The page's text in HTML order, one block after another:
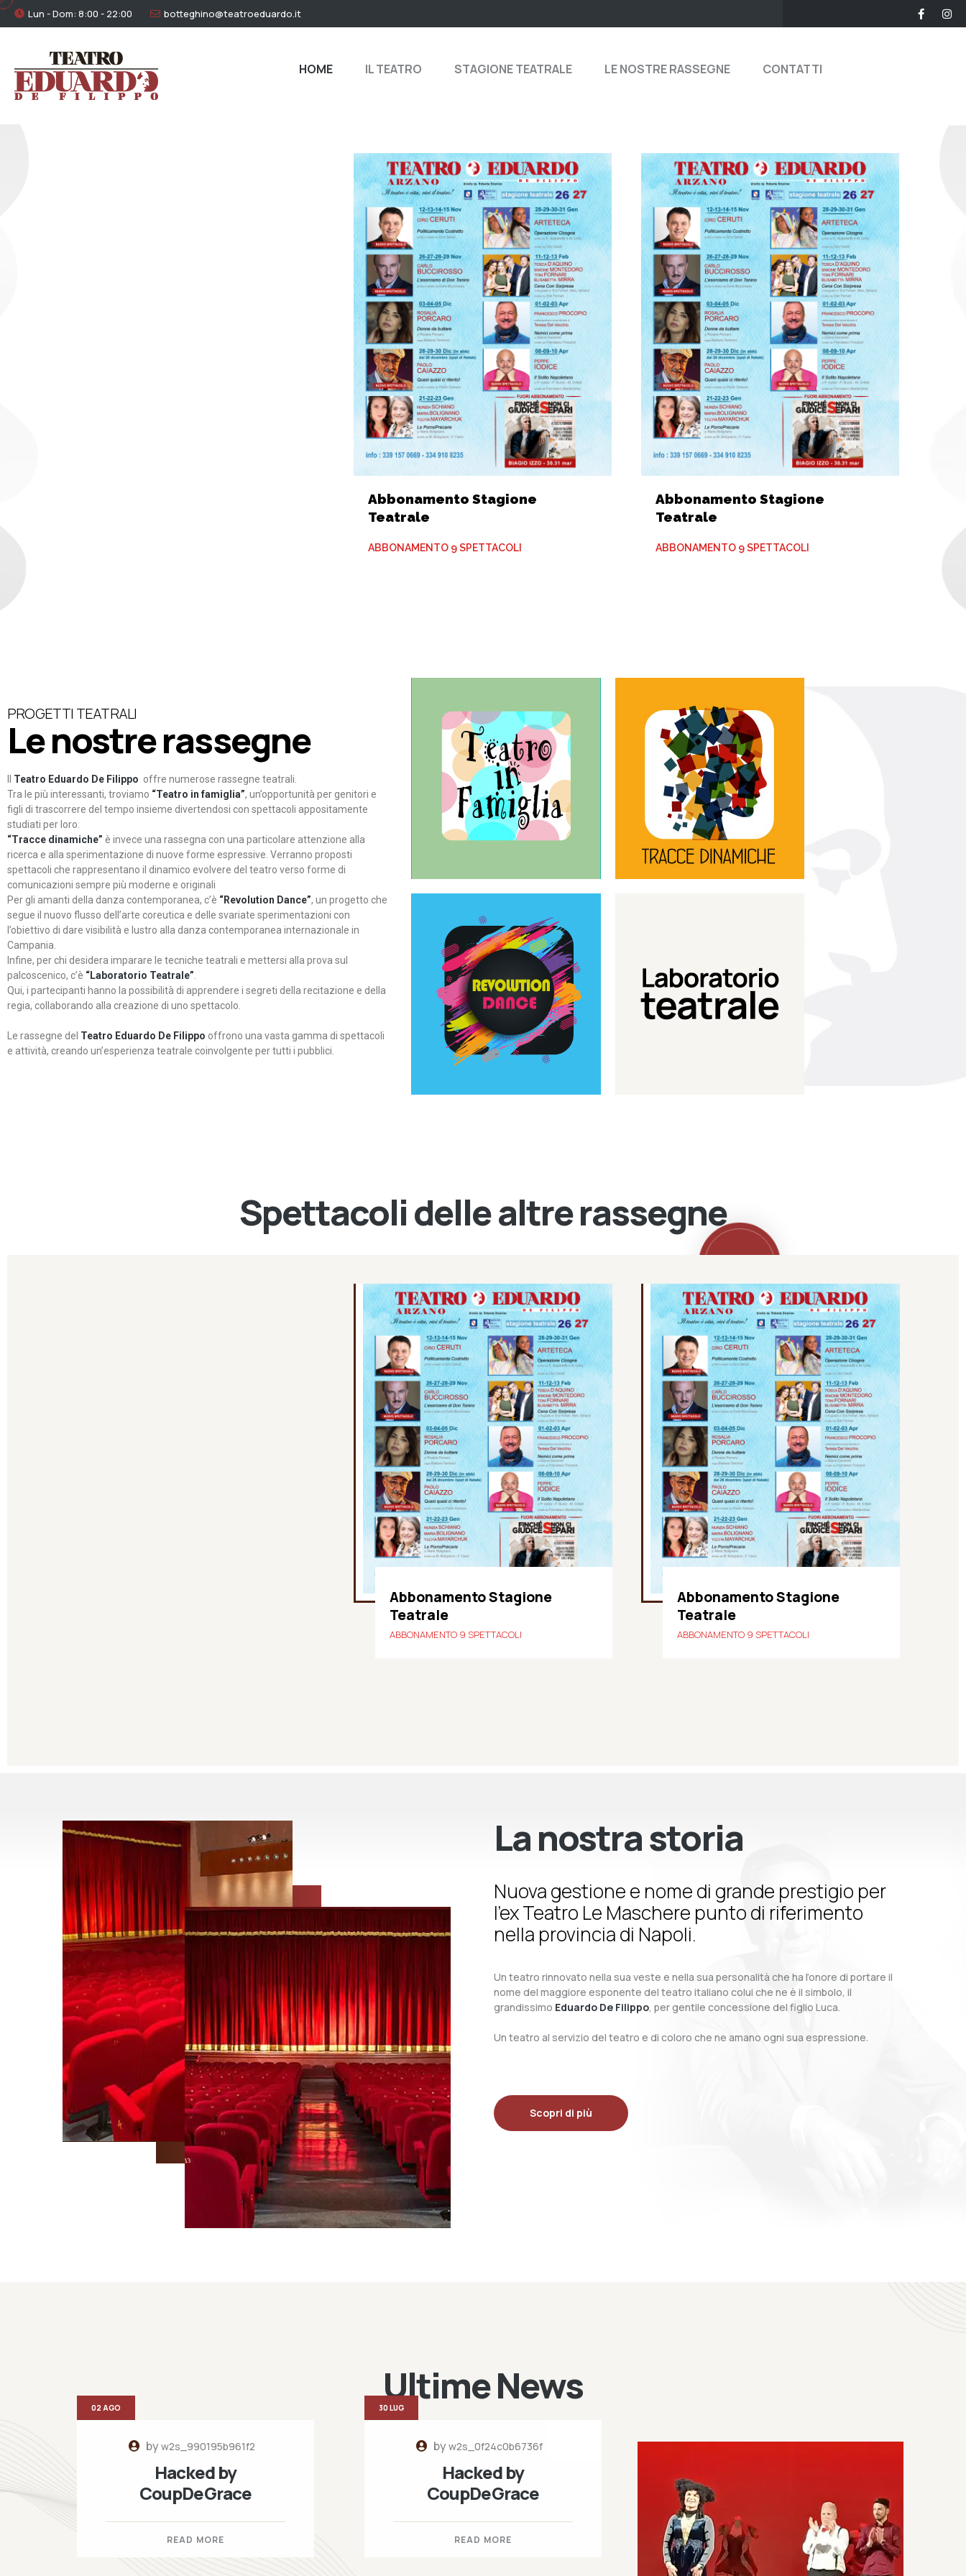
Lun - Dom: 8:00 - 22:00 botteghino@teatroeduardo.it
HOME IL TEATRO STAGIONE TEATRALE LE NOSTRE RASSEGNE CONTATTI
Abbonamento Stagione
Teatrale
ABBONAMENTO 9 SPETTACOLI
Abbonamento Stagione
Teatrale
ABBONAMENTO 9 SPETTACOLI
PROGETTI TEATRALI
Le nostre rassegne
Teatro Eduardo De Filippo offre numerose rassegne teatrali.
Tra le più interessanti, troviamo “Teatro in famiglia”, un’opportunità per genitori e
figli di trascorrere del tempo insieme divertendosi con spettacoli appositamente
studiati per loro.
“Tracce dinamiche” è invece una rassegna con una particolare attenzione alla
ricerca e alla sperimentazione di nuove forme espressive. Verranno proposti
spettacoli che rappresentano il dinamico evolvere del teatro verso forme di
comunicazioni sempre più moderne e originali
Per gli amanti della danza contemporanea, c’è “Revolution Dance”, un progetto che
segue il nuovo flusso dell’arte coreutica e delle svariate sperimentazioni con
l’obiettivo di dare visibilità e lustro alla danza contemporanea internazionale in
Campania.
Infine, per chi desidera imparare le tecniche teatrali e mettersi alla prova sul
palcoscenico, c’è “Laboratorio Teatrale”
Qui, i partecipanti hanno la possibilità di apprendere i segreti della recitazione e della
regia, collaborando alla creazione di uno spettacolo.
Le rassegne del Teatro Eduardo De Filippo offrono una vasta gamma di spettacoli
e attività, creando un’esperienza teatrale coinvolgente per tutti i pubblici.
Teatro in famiglia
Teatro In Famiglia è una
rassegna di teatro concepita
per far condividere e godere
del teatro all’intera famiglia.
Continua
Tracce dinamiche
Tracce Dinamiche è una
rassegna di teatro
d’innovazione e sperimentale.
Continua
Revolution Dance
Rassegna di danza
contemporanea – I Edizione
Continua
Laboratorio di teatro del
Teatro Eduardo de Filippo
Spettacoli delle altre rassegne
Abbonamento Stagione
Teatrale
ABBONAMENTO 9 SPETTACOLI
Abbonamento Stagione
Teatrale
ABBONAMENTO 9 SPETTACOLI
La nostra storia
Nuova gestione e nome di grande prestigio per
l’ex Teatro Le Maschere punto di riferimento
nella provincia di Napoli.
Un teatro rinnovato nella sua veste e nella sua personalità che ha l’onore di portare il
nome del maggiore esponente del teatro italiano colui che ne è il simbolo, il
grandissimo Eduardo De Filippo, per gentile concessione del figlio Luca.
Un teatro al servizio del teatro e di coloro che ne amano ogni sua espressione.
Scopri di più
Ultime News
byw2s_990195b961f2
Hacked by
CoupDeGrace
READ MORE
02 AGO
byw2s_0f24c0b6736f
Hacked by
CoupDeGrace
READ MORE
30 LUG